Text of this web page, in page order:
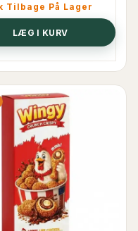
Tilbage På Lager
LÆG I KURV